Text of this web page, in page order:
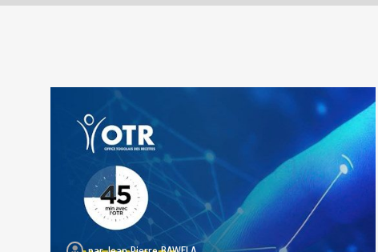
communications …les grandes
TOGO : Des milliards pour le
renforcement du
développement des territoires
août 5, 2026
5 minutes
15 heures
PROMOTION DU GENRE : Le